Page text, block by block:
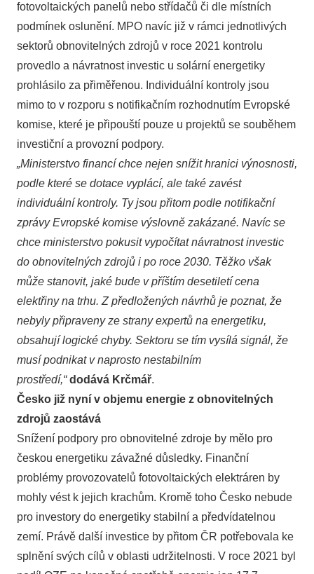
fotovoltaických panelů nebo střídačů či dle místních
podmínek oslunění. MPO navíc již v rámci jednotlivých
sektorů obnovitelných zdrojů v roce 2021 kontrolu
provedlo a návratnost investic u solární energetiky
prohlásilo za přiměřenou. Individuální kontroly jsou
mimo to v rozporu s notifikačním rozhodnutím Evropské
komise, které je připouští pouze u projektů se souběhem
investiční a provozní podpory.
„Ministerstvo financí chce nejen snížit hranici výnosnosti,
podle které se dotace vyplácí, ale také zavést
individuální kontroly. Ty jsou přitom podle notifikační
zprávy Evropské komise výslovně zakázané. Navíc se
chce ministerstvo pokusit vypočítat návratnost investic
do obnovitelných zdrojů i po roce 2030. Těžko však
může stanovit, jaké bude v příštím desetiletí cena
elektřiny na trhu. Z předložených návrhů je poznat, že
nebyly připraveny ze strany expertů na energetiku,
obsahují logické chyby. Sektoru se tím vysílá signál, že
musí podnikat v naprosto nestabilním
prostředí,“ dodává Krčmář.
Česko již nyní v objemu energie z obnovitelných
zdrojů zaostává
Snížení podpory pro obnovitelné zdroje by mělo pro
českou energetiku závažné důsledky. Finanční
problémy provozovatelů fotovoltaických elektráren by
mohly vést k jejich krachům. Kromě toho Česko nebude
pro investory do energetiky stabilní a předvídatelnou
zemí. Právě další investice by přitom ČR potřebovala ke
splnění svých cílů v oblasti udržitelnosti. V roce 2021 byl